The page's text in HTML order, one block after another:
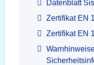
Datenblatt
Zertifikat EN
Zertifikat EN